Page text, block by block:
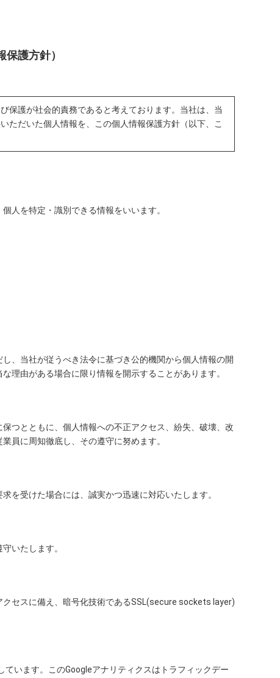
護方針）
保護が社会的責務であると考えております。当社は、当
ただいた個人情報を、この個人情報保護方針（以下、こ
人を特定・識別できる情報をいいます。
、当社が従うべき法令に基づき公的機関から個人情報の開
理由がある場合に限り情報を開示することがあります。
つとともに、個人情報への不正アクセス、紛失、破壊、改
員に周知徹底し、その遵守に努めます。
を受けた場合には、誠実かつ迅速に対応いたします。
いたします。
セスに備え、暗号化技術であるSSL(secure sockets layer)
います。このGoogleアナリティクスはトラフィックデー